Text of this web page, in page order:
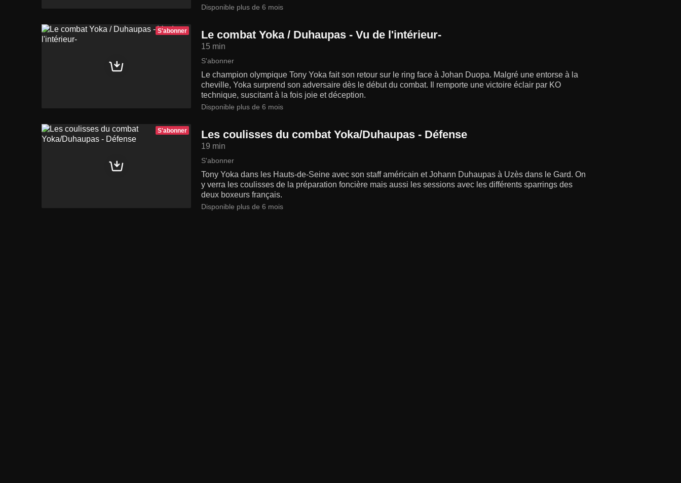
Disponible plus de 6 mois
S'abonner Le combat Yoka / Duhaupas - Vu de l'intérieur-
15 min
S'abonner
Le champion olympique Tony Yoka fait son retour sur le ring face à Johan Duopa. Malgré une entorse à la
cheville, Yoka surprend son adversaire dès le début du combat. Il remporte une victoire éclair par KO
technique, suscitant à la fois joie et déception.
Disponible plus de 6 mois
S'abonner Les coulisses du combat Yoka/Duhaupas - Défense
19 min
S'abonner
Tony Yoka dans les Hauts-de-Seine avec son staff américain et Johann Duhaupas à Uzès dans le Gard. On
y verra les coulisses de la préparation foncière mais aussi les sessions avec les différents sparrings des
deux boxeurs français.
Disponible plus de 6 mois